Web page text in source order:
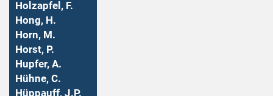
Holzapfel, F.
Hong, H.
Horn, M.
Horst, P.
Hupfer, A.
Hühne, C.
Hüppauff, J.P.